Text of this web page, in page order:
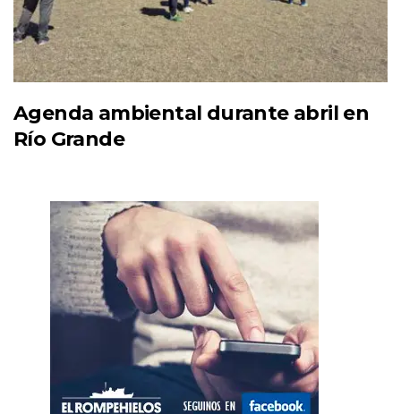
Agenda ambiental durante abril en
Río Grande